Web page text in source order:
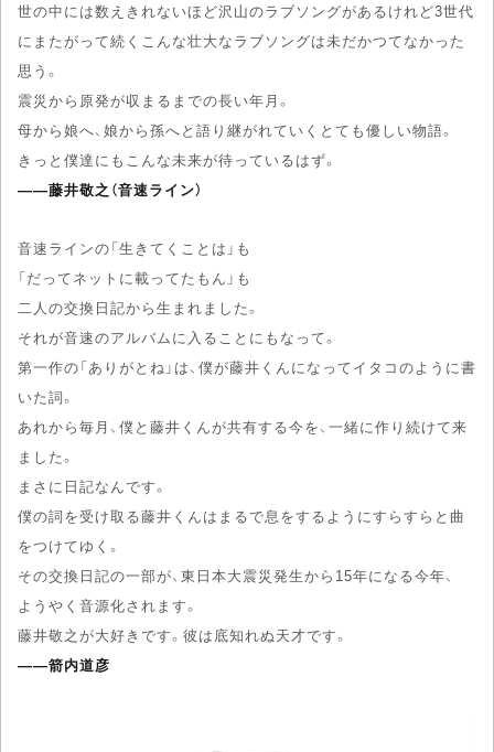
世の中には数えきれないほど沢山のラブソングがあるけれど3世代
にまたがって続くこんな壮大なラブソングは未だかつてなかった
思う。
震災から原発が収まるまでの長い年月。
母から娘へ、娘から孫へと語り継がれていくとても優しい物語。
きっと僕達にもこんな未来が待っているはず。
――藤井敬之（音速ライン）
音速ラインの「生きてくことは」も
「だってネットに載ってたもん」も
二人の交換日記から生まれました。
それが音速のアルバムに入ることにもなって。
第一作の「ありがとね」は、僕が藤井くんになってイタコのように書
いた詞。
あれから毎月、僕と藤井くんが共有する今を、一緒に作り続けて来
ました。
まさに日記なんです。
僕の詞を受け取る藤井くんはまるで息をするようにすらすらと曲
をつけてゆく。
その交換日記の一部が、東日本大震災発生から15年になる今年、
ようやく音源化されます。
藤井敬之が大好きです。彼は底知れぬ天才です。
――箭内道彦